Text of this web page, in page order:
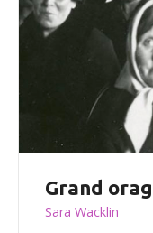
Grand
Sara Wacklin